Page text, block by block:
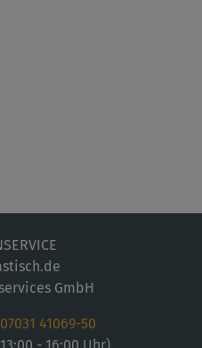
GmbH
07031 41069-50